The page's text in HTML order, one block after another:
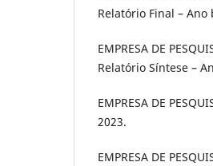
Relatório Final – Ano
EMPRESA DE
Relatório Síntese –
EMPRESA DE
2023.
EMPRESA DE